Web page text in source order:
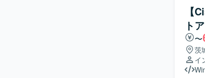
【
ト
〜
茨
イ